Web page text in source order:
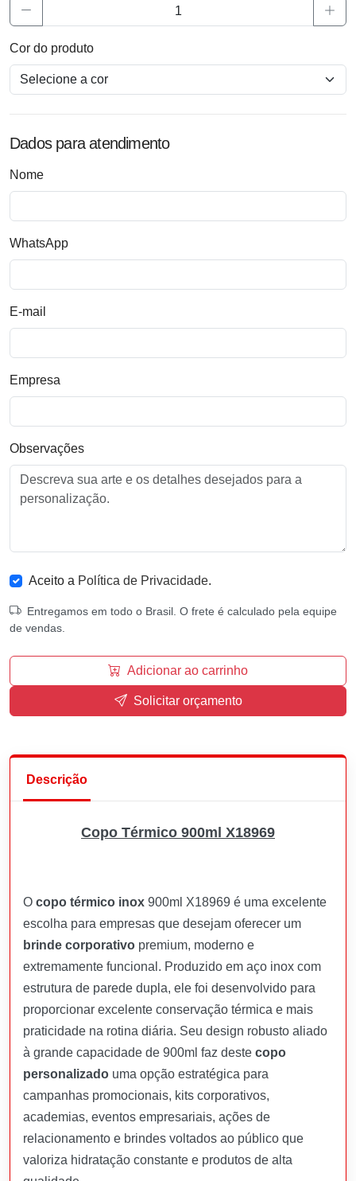
Cor do produto
Dados para atendimento
Nome
WhatsApp
E-mail
Empresa
Observações
Aceito a Política de Privacidade.
Entregamos em todo o Brasil. O frete é calculado pela equipe
de vendas.
Adicionar ao carrinho
Solicitar orçamento
Descrição
Copo Térmico 900ml X18969
O copo térmico inox 900ml X18969 é uma excelente
escolha para empresas que desejam oferecer um
brinde corporativo premium, moderno e
extremamente funcional. Produzido em aço inox com
estrutura de parede dupla, ele foi desenvolvido para
proporcionar excelente conservação térmica e mais
praticidade na rotina diária. Seu design robusto aliado
à grande capacidade de 900ml faz deste copo
personalizado uma opção estratégica para
campanhas promocionais, kits corporativos,
academias, eventos empresariais, ações de
relacionamento e brindes voltados ao público que
valoriza hidratação constante e produtos de alta